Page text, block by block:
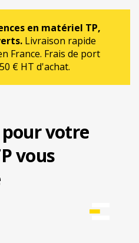
en matériel TP,
Livraison rapide
France. Frais de port
€ HT d'achat.
pour votre
vous